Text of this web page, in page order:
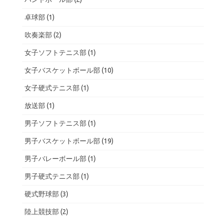
卓球部 (1)
吹奏楽部 (2)
女子ソフトテニス部 (1)
女子バスケットボール部 (10)
女子硬式テニス部 (1)
放送部 (1)
男子ソフトテニス部 (1)
男子バスケットボール部 (19)
男子バレーボール部 (1)
男子硬式テニス部 (1)
硬式野球部 (3)
陸上競技部 (2)